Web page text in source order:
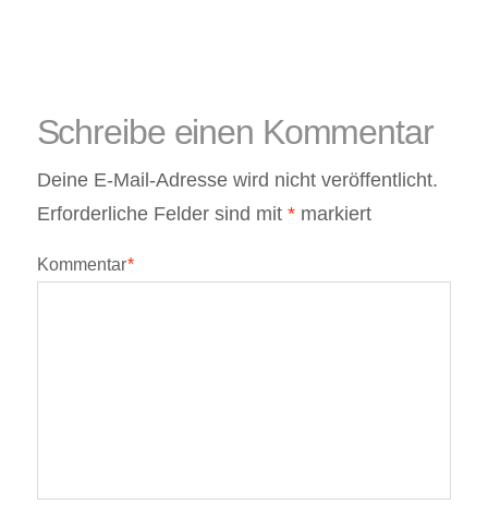
Schreibe einen Kommentar
Deine E-Mail-Adresse wird nicht veröffentlicht.
Erforderliche Felder sind mit *markiert
Kommentar*